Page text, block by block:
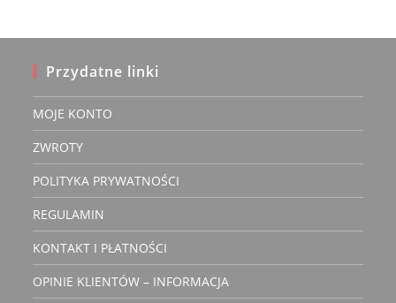
Przydatne linki
MOJE KONTO
ZWROTY
POLITYKA PRYWATNOŚCI
REGULAMIN
KONTAKT I PŁATNOŚCI
OPINIE KLIENTÓW – INFORMACJA